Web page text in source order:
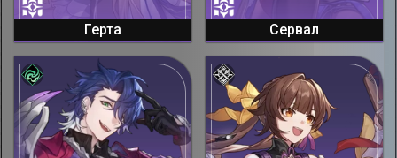
Герта Сервал